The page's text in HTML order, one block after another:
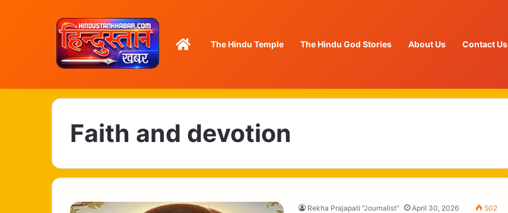
HomeThe Hindu Temple The Hindu God Stories About Us Contact Us
Faith and devotion
Rekha Prajapati "Journalist" April 30, 2026 502